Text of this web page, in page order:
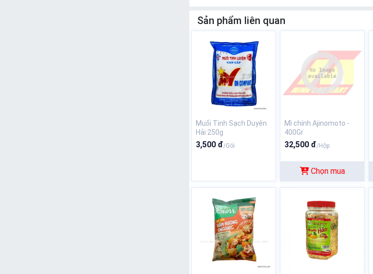
Sản phẩm liên quan
Muối Tinh Sạch Duyên
Hải 250g
3,500 đ/Gói
Mì chính Ajinomoto -
400Gr
32,500 đ/Hộp
Chọn mua